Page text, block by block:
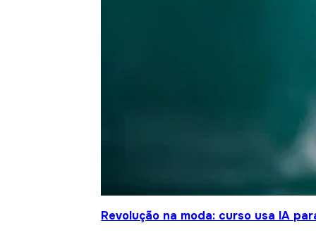
Revolução na moda: curso usa IA